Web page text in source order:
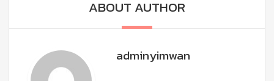
ABOUT AUTHOR
adminyimwan